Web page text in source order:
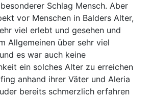
Schlag Mensch. Aber
vor Menschen in Balders Alter,
viel erlebt und gesehen und
Allgemeinen über sehr viel
es war auch keine
ein solches Alter zu erreichen
anhand ihrer Väter und Aleria
bereits schmerzlich erfahren